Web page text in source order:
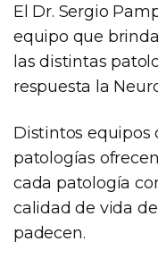
El Dr. Sergio
equipo que
las distintas
respuesta la
Distintos equipos
patologías
cada patología
calidad de vida
padecen.